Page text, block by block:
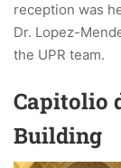
reception was
Dr. Lopez-
the UPR team.
Capitolio
Building